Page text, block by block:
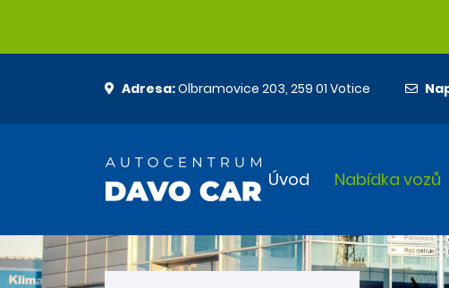
Adresa:Olbramovice 203, 259 01 Votice
Úvod Nabídka vozů